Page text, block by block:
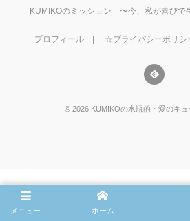
KUMIKOのミッション 〜今、私が喜びで
プロフィール ☆プライバシーポリ
© 2026 KUMIKOの水瓶的・愛のキ
メニュー ホーム